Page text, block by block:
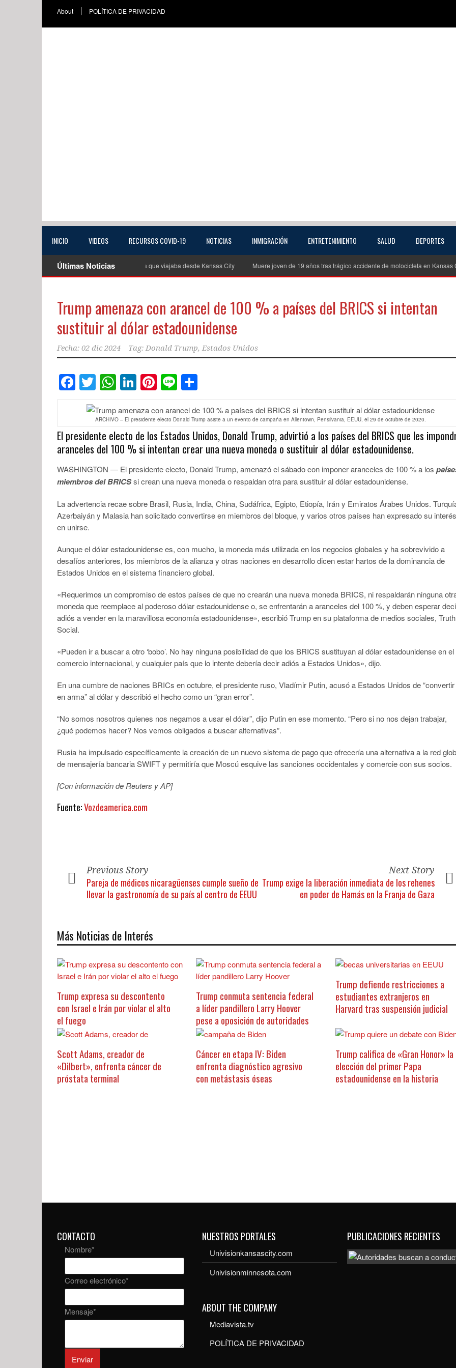
About POLÍTICA DE PRIVACIDAD
INICIO VIDEOS RECURSOS COVID-19 NOTICIAS INMIGRACIÓN ENTRETENIMIENTO SALUD DEPORTES
Últimas Noticias
Autoridades buscan a conductora extraviada que viajaba desde Kansas City Muere joven de 19 años tras trágico accidente de motocicleta en Kansas City,
Trump amenaza con arancel de 100 % a países del BRICS si intentan
sustituir al dólar estadounidense
Fecha: 02 dic 2024 Tag: Donald Trump, Estados Unidos
Facebook
Twitter
WhatsApp
LinkedIn
Pinterest
Line
ARCHIVO – El presidente electo Donald Trump asiste a un evento de campaña en Allentown, Pensilvania, EEUU, el 29 de octubre de 2020.
El presidente electo de los Estados Unidos, Donald Trump, advirtió a los países del BRICS que les
aranceles del 100 % si intentan crear una nueva moneda o sustituir al dólar estadounidense.
WASHINGTON — El presidente electo, Donald Trump, amenazó el sábado con imponer aranceles de 100 % a los
miembros del BRICSsi crean una nueva moneda o respaldan otra para sustituir al dólar estadounidense.
La advertencia recae sobre Brasil, Rusia, India, China, Sudáfrica, Egipto, Etiopía, Irán y Emiratos Árabes Unidos.
Azerbaiyán y Malasia han solicitado convertirse en miembros del bloque, y varios otros países han expresado su interés
en unirse.
Aunque el dólar estadounidense es, con mucho, la moneda más utilizada en los negocios globales y ha sobrevivido a
desafíos anteriores, los miembros de la alianza y otras naciones en desarrollo dicen estar hartos de la dominancia de
Estados Unidos en el sistema financiero global.
«Requerimos un compromiso de estos países de que no crearán una nueva moneda BRICS, ni respaldarán ninguna
moneda que reemplace al poderoso dólar estadounidense o, se enfrentarán a aranceles del 100 %, y deben esperar
adiós a vender en la maravillosa economía estadounidense», escribió Trump en su plataforma de medios sociales, Truth
Social.
«Pueden ir a buscar a otro ‘bobo’. No hay ninguna posibilidad de que los BRICS sustituyan al dólar estadounidense en el
comercio internacional, y cualquier país que lo intente debería decir adiós a Estados Unidos», dijo.
En una cumbre de naciones BRICs en octubre, el presidente ruso, Vladímir Putin, acusó a Estados Unidos de “convertir
en arma” al dólar y describió el hecho como un “gran error”.
“No somos nosotros quienes nos negamos a usar el dólar”, dijo Putin en ese momento. “Pero si no nos dejan trabajar,
¿qué podemos hacer? Nos vemos obligados a buscar alternativas”.
Rusia ha impulsado específicamente la creación de un nuevo sistema de pago que ofrecería una alternativa a la red
de mensajería bancaria SWIFT y permitiría que Moscú esquive las sanciones occidentales y comercie con sus socios.
[Con información de Reuters y AP]
Fuente:Vozdeamerica.com
Previous Story
Pareja de médicos nicaragüenses cumple sueño de
llevar la gastronomía de su país al centro de EEUU
Next Story
Trump exige la liberación inmediata de los rehenes
en poder de Hamás en la Franja de Gaza
Más Noticias de Interés
Trump expresa su descontento
con Israel e Irán por violar el alto
el fuego
Trump conmuta sentencia federal
a líder pandillero Larry Hoover
pese a oposición de autoridades
Trump defiende restricciones a
estudiantes extranjeros en
Harvard tras suspensión judicial
Scott Adams, creador de
«Dilbert», enfrenta cáncer de
próstata terminal
Cáncer en etapa IV: Biden
enfrenta diagnóstico agresivo
con metástasis óseas
Trump califica de «Gran Honor» la
elección del primer Papa
estadounidense en la historia
CONTACTO
Nombre*
Correo electrónico*
Mensaje*
Enviar
NUESTROS PORTALES
Univisionkansascity.com
Univisionminnesota.com
ABOUT THE COMPANY
Mediavista.tv
POLÍTICA DE PRIVACIDAD
PUBLICACIONES RECIENTES